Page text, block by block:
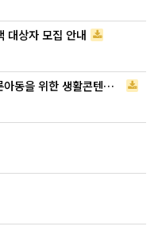
대상자 모집 안내
코로나19로 인한 개학 연기 등에 따른아동을 위한 생활콘텐츠 안내(2)